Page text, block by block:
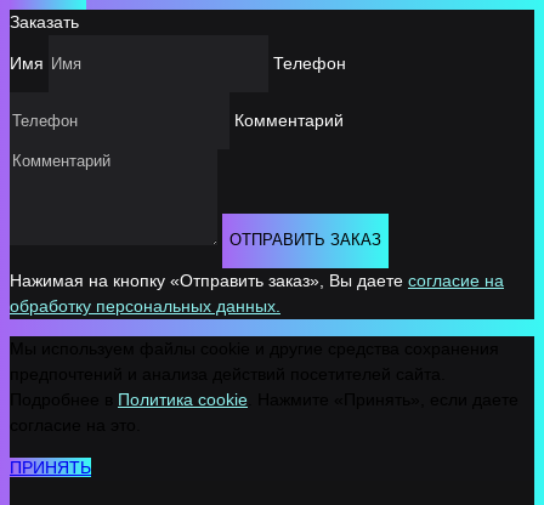
Заказать
Имя Телефон
Комментарий
ОТПРАВИТЬ ЗАКАЗ
Нажимая на кнопку «Отправить заказ», Вы даете согласие на
обработку персональных данных.
Политика cookie
ПРИНЯТЬ